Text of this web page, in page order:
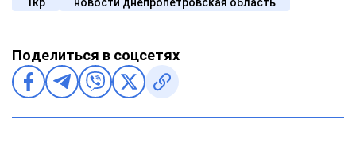
Поделиться в соцсетях